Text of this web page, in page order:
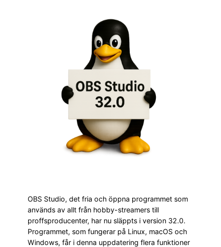
OBS Studio, det fria och öppna programmet som
används av allt från hobby-streamers till
proffsproducenter, har nu släppts i version 32.0.
Programmet, som fungerar på Linux, macOS och
Windows, får i denna uppdatering flera funktioner